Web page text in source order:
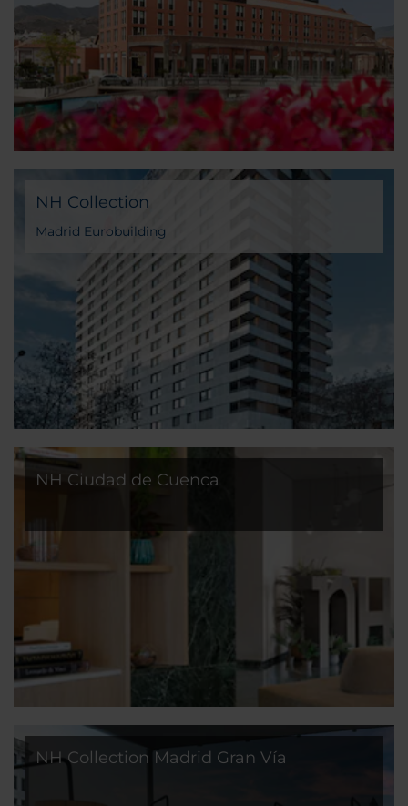
NH Collection
Madrid Eurobuilding
NH Ciudad de Cuenca
NH Collection Madrid Gran Vía